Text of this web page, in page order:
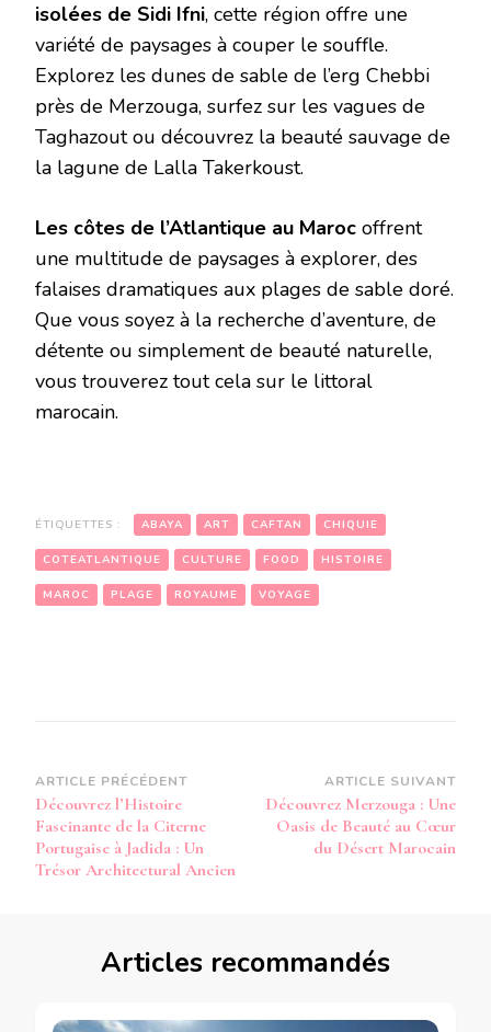
isolées de Sidi Ifni, cette région offre une
variété de paysages à couper le souffle.
Explorez les dunes de sable de l’erg Chebbi
près de Merzouga, surfez sur les vagues de
Taghazout ou découvrez la beauté sauvage de
la lagune de Lalla Takerkoust.
Les côtes de l’Atlantique au Maroc offrent
une multitude de paysages à explorer, des
falaises dramatiques aux plages de sable doré.
Que vous soyez à la recherche d’aventure, de
détente ou simplement de beauté naturelle,
vous trouverez tout cela sur le littoral
marocain.
ÉTIQUETTES : ABAYA ART CAFTAN CHIQUIE
COTEATLANTIQUE CULTURE FOOD HISTOIRE
MAROC PLAGE ROYAUME VOYAGE
Navigation
d’article
ARTICLE PRÉCÉDENT
Découvrez l’Histoire
Fascinante de la Citerne
Portugaise à Jadida : Un
Trésor Architectural Ancien
ARTICLE SUIVANT
Découvrez Merzouga : Une
Oasis de Beauté au Cœur
du Désert Marocain
Articles recommandés